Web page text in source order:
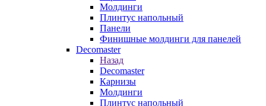
Молдинги
Плинтус напольный
Панели
Финишные молдинги для панелей
Decomaster
Назад
Decomaster
Карнизы
Молдинги
Плинтус напольный